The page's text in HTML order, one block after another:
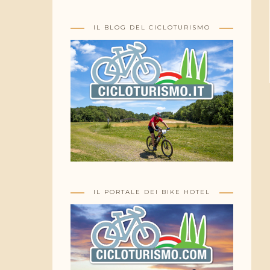
IL BLOG DEL CICLOTURISMO
IL PORTALE DEI BIKE HOTEL